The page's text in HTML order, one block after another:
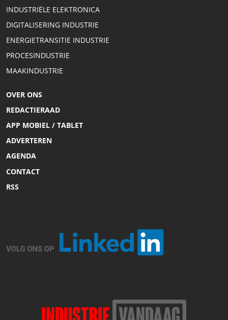
INDUSTRIËLE ELEKTRONICA
DIGITALISERING INDUSTRIE
ENERGIETRANSITIE INDUSTRIE
PROCESINDUSTRIE
MAAKINDUSTRIE
OVER ONS
REDACTIERAAD
APP MOBIEL / TABLET
ADVERTEREN
AGENDA
CONTACT
RSS